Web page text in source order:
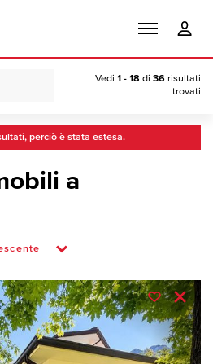
Vedi 1 - 18 di 36 risultati
trovati
perciò è stata estesa.
a